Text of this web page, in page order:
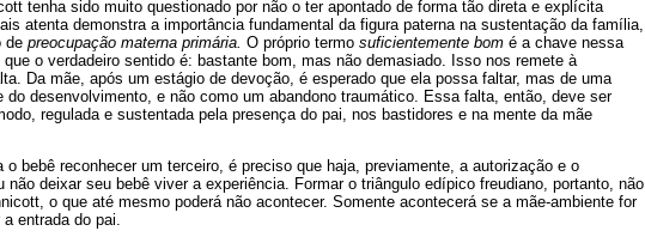
tenha sido muito questionado por não o ter apontado de forma tão direta e explícita
atenta demonstra a importância fundamental da figura paterna na sustentação da família,
de preocupação materna primária. O próprio termo suficientemente bom é a chave nessa
o verdadeiro sentido é: bastante bom, mas não demasiado. Isso nos remete à
Da mãe, após um estágio de devoção, é esperado que ela possa faltar, mas de uma
desenvolvimento, e não como um abandono traumático. Essa falta, então, deve ser
regulada e sustentada pela presença do pai, nos bastidores e na mente da mãe
o bebê reconhecer um terceiro, é preciso que haja, previamente, a autorização e o
deixar seu bebê viver a experiência. Formar o triângulo edípico freudiano, portanto, não
o que até mesmo poderá não acontecer. Somente acontecerá se a mãe-ambiente for
entrada do pai.